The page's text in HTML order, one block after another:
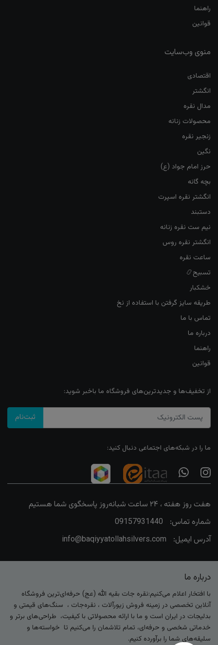
راهنما
قوانین
منوی وب‌سایت
اقتصادی
انگشتر
مدال نقره
محصولات زنانه
زنجیر نقره
نگین
حرز امام جواد (ع)
بچه گانه
انگشتر نقره اسپرت
دستبند
نیم ست نقره زنانه
انگشتر نقره روس
ساعت نقره
تسبیح📿
خشکبار
طریقه سایز گرفتن با استفاده از نخ
تماس با ما
درباره ما
راهنما
قوانین
از تخفیف‌ها و جدیدترین‌های فروشگاه ما باخبر شوید:
ثبت‌نام
ما را در شبکه‌های اجتماعی دنبال کنید:
هفت روز هفته ، ۲۴ ساعت شبانه‌روز پاسخگوی شما هستیم
شماره تماس:
09157931440
آدرس ایمیل:
info@baqiyyatollahsilvers.com
درباره ما
با افتخار اعلام می‌کنیم:نقره جات بقیه الله (عج) حرفه‌ای‌ترین فروشگاه
آنلاین تخصصی در زمینه فروش زیورآلات ، نقره‌جات ، سنگ‌های قیمتی و
بدلیجات در ایران است و ما با ارائه محصولاتی با کیفیت، طراحی‌های برتر و
خدماتی شخصی و حرفه‌ای، تمام تلاشمان را می‌کنیم تا خواسته‌ها و
سلیقه‌های شما را برآورده کنیم.